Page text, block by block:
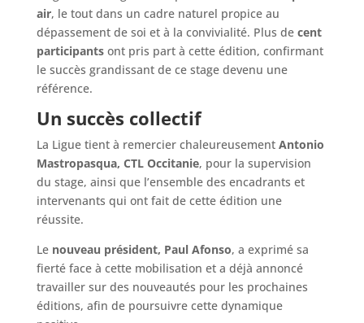
air, le tout dans un cadre naturel propice au
dépassement de soi et à la convivialité. Plus de cent
participantsont pris part à cette édition, confirmant
le succès grandissant de ce stage devenu une
référence.
Un succès collectif
La Ligue tient à remercier chaleureusement Antonio
Mastropasqua, CTL Occitanie, pour la supervision
du stage, ainsi que l’ensemble des encadrants et
intervenants qui ont fait de cette édition une
réussite.
Le nouveau président, Paul Afonso, a exprimé sa
fierté face à cette mobilisation et a déjà annoncé
travailler sur des nouveautés pour les prochaines
éditions, afin de poursuivre cette dynamique